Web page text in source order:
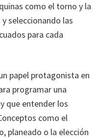
como el torno y la
seleccionando las
para cada
papel protagonista en
programar una
que entender los
como el
planeado o la elección